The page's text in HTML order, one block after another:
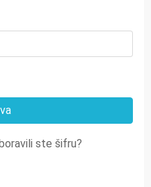
ste šifru?